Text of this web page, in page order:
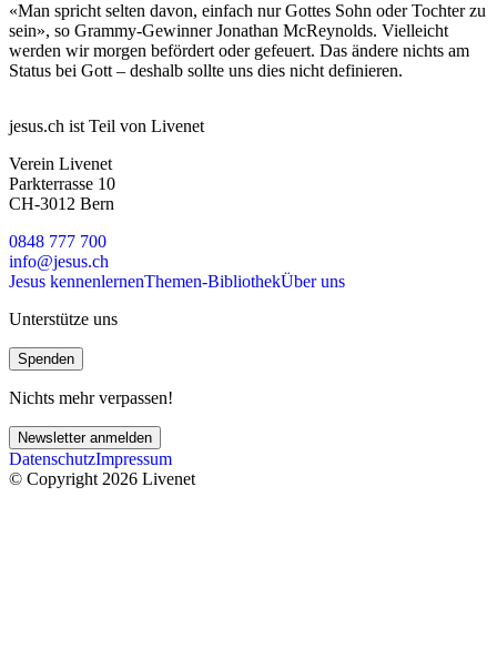
«Man spricht selten davon, einfach nur Gottes Sohn oder Tochter zu
sein», so Grammy-Gewinner Jonathan McReynolds. Vielleicht
werden wir morgen befördert oder gefeuert. Das ändere nichts am
Status bei Gott – deshalb sollte uns dies nicht definieren.
jesus.ch ist Teil von Livenet
Verein Livenet
Parkterrasse 10
CH-3012 Bern
0848 777 700
info@jesus.ch
Jesus kennenlernenThemen-BibliothekÜber uns
Unterstütze uns
Spenden
Nichts mehr verpassen!
Newsletter anmelden
DatenschutzImpressum
© Copyright 2026 Livenet